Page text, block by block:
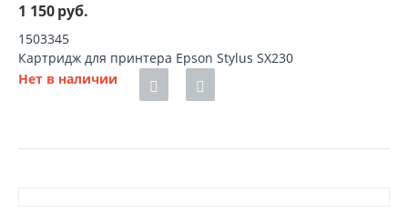
1 150руб.
1503345
Картридж для принтера Epson Stylus SX230
Нет в наличии